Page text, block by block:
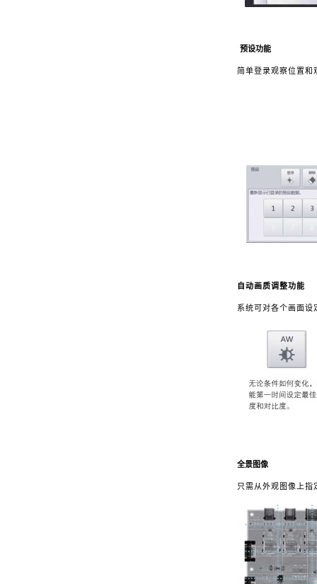
预设功能
简单登录观察位置和
自动画质调整功能
系统可对各个画面设
全景图像
只需从外观图像上指